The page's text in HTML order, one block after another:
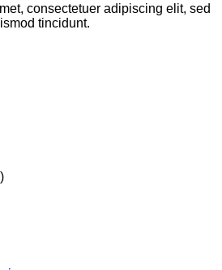
consectetuer adipiscing elit, sed
tincidunt.